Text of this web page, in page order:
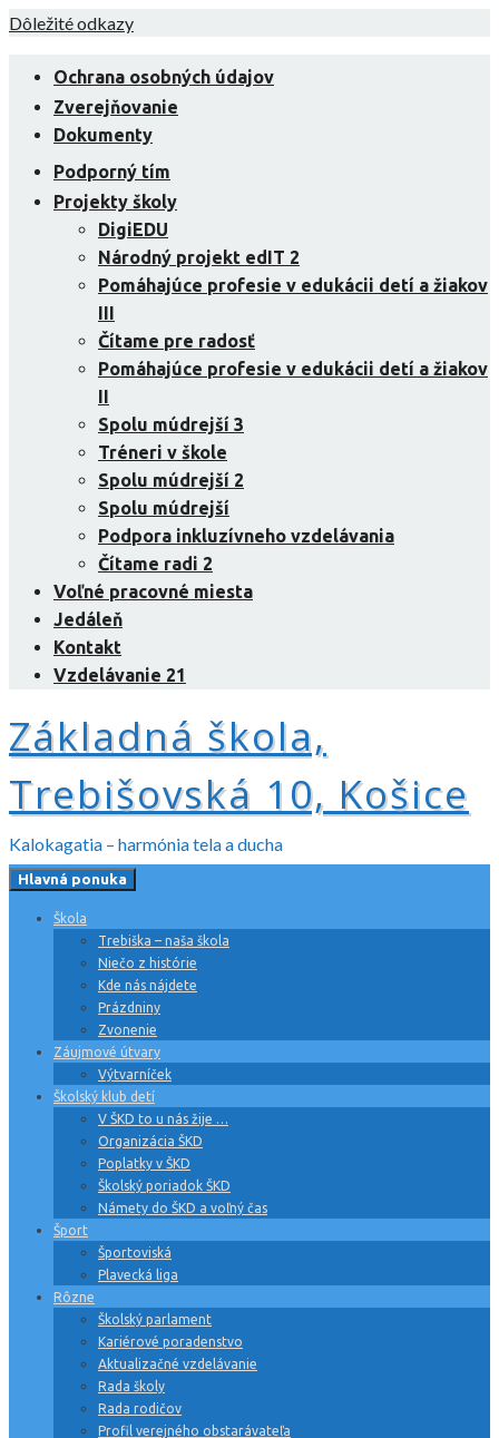
Skip
content
Dôležité odkazy
Ochrana osobných údajov
Zverejňovanie
Dokumenty
Podporný tím
Projekty školy
DigiEDU
Národný projekt edIT 2
Pomáhajúce profesie v edukácii detí a žiakov
III
Čítame pre radosť
Pomáhajúce profesie v edukácii detí a žiakov
II
Spolu múdrejší 3
Tréneri v škole
Spolu múdrejší 2
Spolu múdrejší
Podpora inkluzívneho vzdelávania
Čítame radi 2
Voľné pracovné miesta
Jedáleň
Kontakt
Vzdelávanie 21
Základná škola,
Trebišovská 10, Košice
Kalokagatia – harmónia tela a ducha
Hlavná ponuka
Škola
Trebiška – naša škola
Niečo z histórie
Kde nás nájdete
Prázdniny
Zvonenie
Záujmové útvary
Výtvarníček
Školský klub detí
V ŠKD to u nás žije …
Organizácia ŠKD
Poplatky v ŠKD
Školský poriadok ŠKD
Námety do ŠKD a voľný čas
Šport
Športoviská
Plavecká liga
Rôzne
Školský parlament
Kariérové poradenstvo
Aktualizačné vzdelávanie
Rada školy
Rada rodičov
Profil verejného obstarávateľa